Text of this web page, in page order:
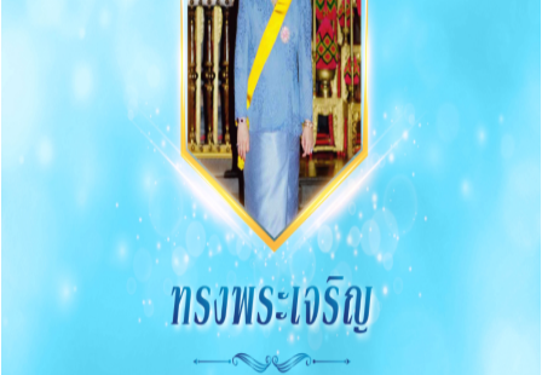
O10 E-Service
การบริหารเงินงบประมาณ
รายการและความก้าวหน้าการจัดซื้อจัดจ้างและจัดหาพัสดุ
ประกาศต่างๆ เกี่ยวกับการจัดซื้อจัดจ้าง/จัดหาพัสดุ
ความก้าวหน้าการจัดซื้อจัดจ้าง/จัดหาพัสดุ
O11 สรุปผลการจัดซื้อจัดจ้าง/จัดหาพัสดุรายเดือน
O12 รายงานสรุปผลการจัดซื้อจัดจ้าง/จัดหาพัสดุประจำปี
การบริหารและพัฒนาทรัพยากรบุคคล